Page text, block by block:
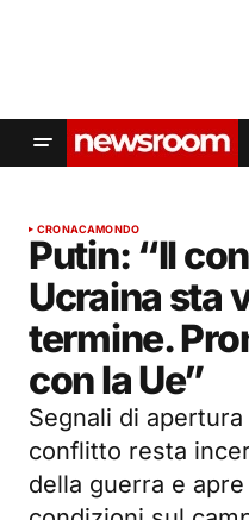
CRONACAMONDO
Putin: “Il
Ucraina sta
termine.
con la Ue”
Segnali di
conflitto resta
della guerra e apre